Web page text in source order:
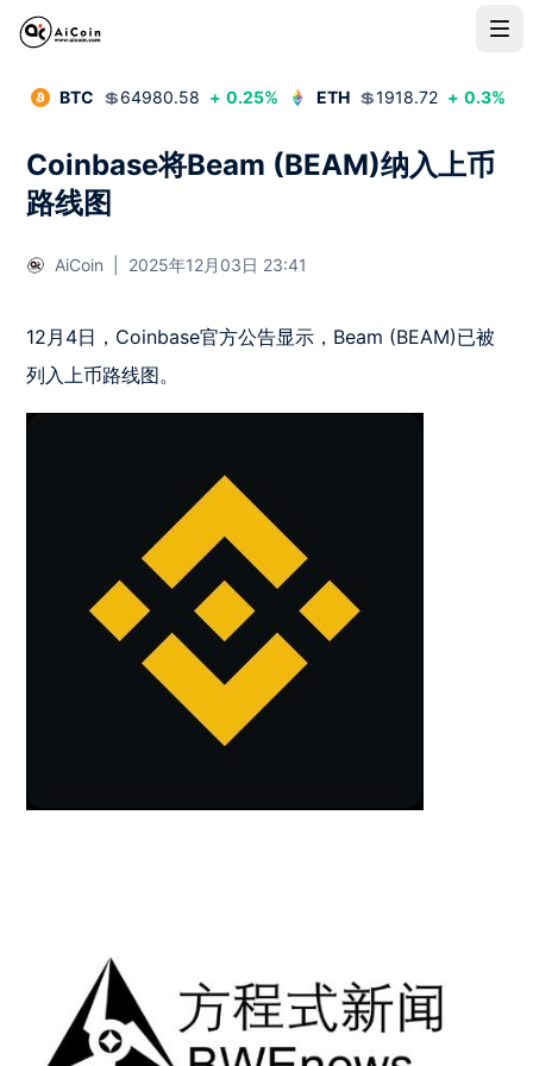
BTC 💲64980.58 + 0.25% ETH 💲1918.72 + 0.3%
Coinbase将Beam (BEAM)纳入上币
路线图
AiCoin 2025年12月03日 23:41
12月4日，Coinbase官方公告显示，Beam (BEAM)已被
列入上币路线图。